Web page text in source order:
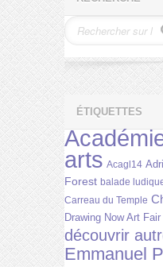
ÉTIQUETTES
arts Acagl14
Forest balade
Carreau du Temple
Drawing Now Art Fair
découvrir
Emmanuel